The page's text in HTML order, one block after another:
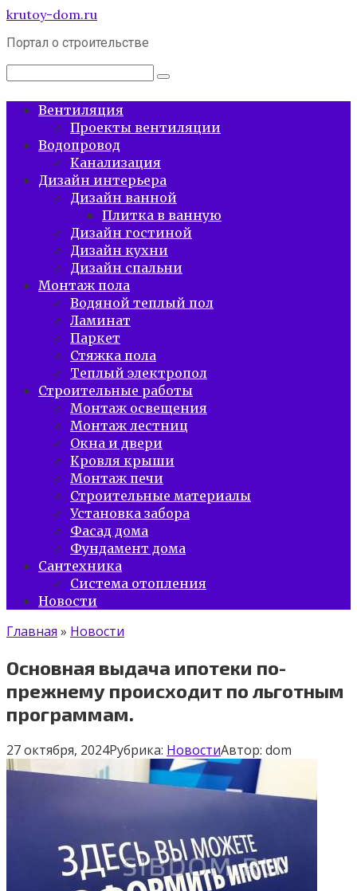
Перейти
контенту
krutoy-dom.ru
Портал о строительстве
Поиск:
Вентиляция
Проекты вентиляции
Водопровод
Канализация
Дизайн интерьера
Дизайн ванной
Плитка в ванную
Дизайн гостиной
Дизайн кухни
Дизайн спальни
Монтаж пола
Водяной теплый пол
Ламинат
Паркет
Стяжка пола
Теплый электропол
Строительные работы
Монтаж освещения
Монтаж лестниц
Окна и двери
Кровля крыши
Монтаж печи
Строительные материалы
Установка забора
Фасад дома
Фундамент дома
Сантехника
Система отопления
Новости
Главная » Новости
Основная выдача ипотеки по-
прежнему происходит по льготным
программам.
27 октября, 2024Рубрика: НовостиАвтор: dom